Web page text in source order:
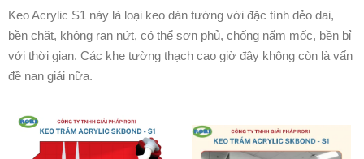
Keo Acrylic S1 này là loại keo dán tường với đặc tính dẻo dai,
bền chặt, không rạn nứt, có thể sơn phủ, chống nấm mốc, bền bỉ
với thời gian. Các khe tường thạch cao giờ đây không còn là vấn
đề nan giải nữa.